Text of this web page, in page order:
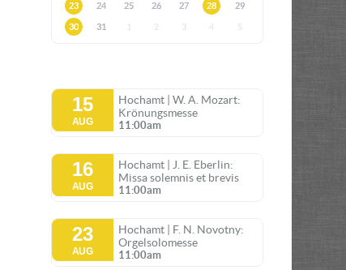
23 24 25 26 27 28 29
30 31 1 2 3 4 5
15
AUG
Hochamt | W. A. Mozart:
Krönungsmesse
11:00am
16
AUG
Hochamt | J. E. Eberlin:
Missa solemnis et brevis
11:00am
23
AUG
Hochamt | F. N. Novotny:
Orgelsolomesse
11:00am